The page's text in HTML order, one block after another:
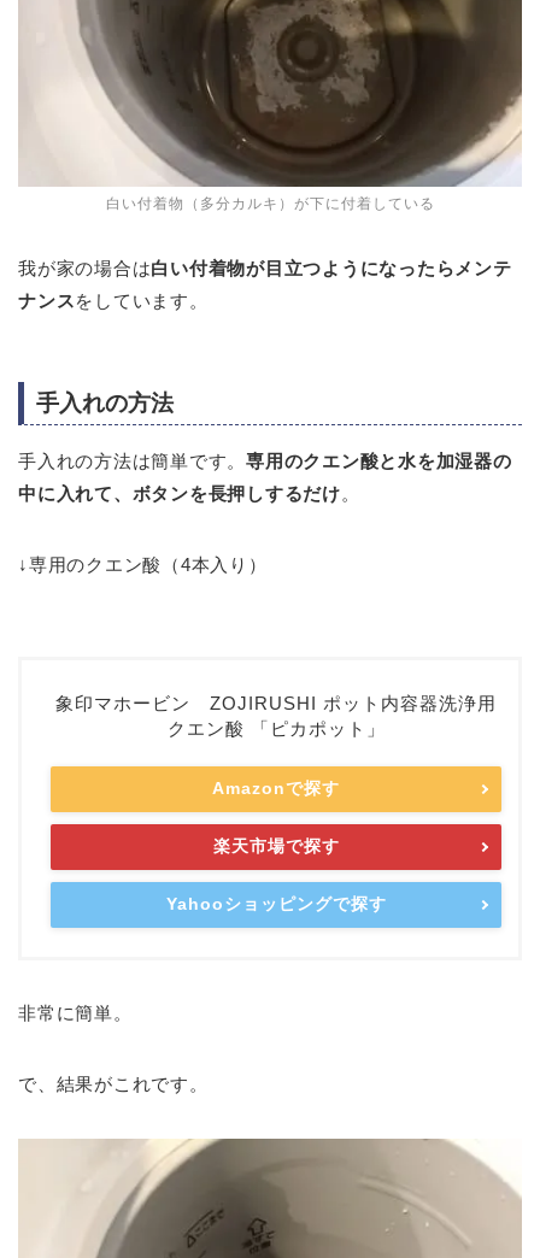
白い付着物（多分カルキ）が下に付着している
我が家の場合は白い付着物が目立つようになったらメンテ
ナンスをしています。
手入れの方法
手入れの方法は簡単です。専用のクエン酸と水を加湿器の
中に入れて、ボタンを長押しするだけ。
↓専用のクエン酸（4本入り）
象印マホービン ZOJIRUSHI ポット内容器洗浄用
クエン酸 「ピカポット」
Amazonで探す
楽天市場で探す
Yahooショッピングで探す
非常に簡単。
で、結果がこれです。